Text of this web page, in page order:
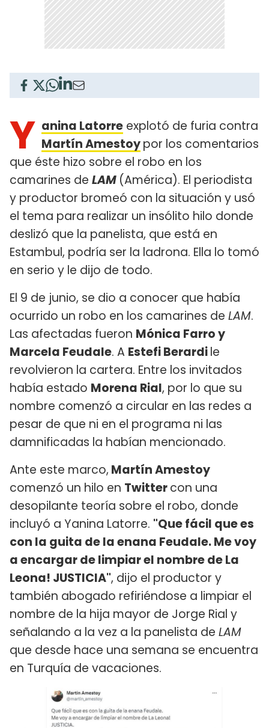
Y anina Latorre explotó de furia contra
Martín Amestoypor los comentarios
que éste hizo sobre el robo en los
camarines de LAM (América). El periodista
y productor bromeó con la situación y usó
el tema para realizar un insólito hilo donde
deslizó que la panelista, que está en
Estambul, podría ser la ladrona. Ella lo tomó
en serio y le dijo de todo.
El 9 de junio, se dio a conocer que había
ocurrido un robo en los camarines de LAM.
Las afectadas fueron Mónica Farro y
Marcela Feudale. A Estefi Berardile
revolvieron la cartera. Entre los invitados
había estado Morena Rial, por lo que su
nombre comenzó a circular en las redes a
pesar de que ni en el programa ni las
damnificadas la habían mencionado.
Ante este marco, Martín Amestoy
comenzó un hilo en Twittercon una
desopilante teoría sobre el robo, donde
incluyó a Yanina Latorre. "Que fácil que es
con la guita de la enana Feudale. Me voy
a encargar de limpiar el nombre de La
Leona! JUSTICIA", dijo el productor y
también abogado refiriéndose a limpiar el
nombre de la hija mayor de Jorge Rial y
señalando a la vez a la panelista de LAM
que desde hace una semana se encuentra
en Turquía de vacaciones.